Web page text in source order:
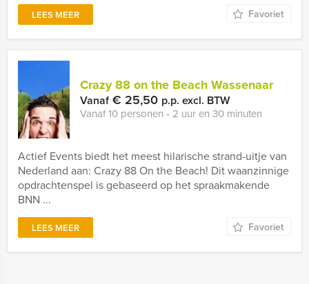
LEES MEER Favoriet
Crazy 88 on the Beach Wassenaar
Vanaf€ 25,50 p.p. excl. BTW
Vanaf 10 personen ‐ 2 uur en 30 minuten
Actief Events biedt het meest hilarische strand-uitje van
Nederland aan: Crazy 88 On the Beach! Dit waanzinnige
opdrachtenspel is gebaseerd op het spraakmakende
BNN ...
LEES MEER Favoriet